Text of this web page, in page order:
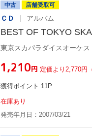
中古 店舗受取可
ＣＤ アルバム
BEST OF TOKYO
東京スカパラダイスオーケス
¥1,210円 定価より2,770円
獲得ポイント 11P
在庫あり
発売年月日：2007/03/21